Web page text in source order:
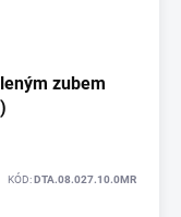
zubem
KÓD:DTA.08.027.10.0MR